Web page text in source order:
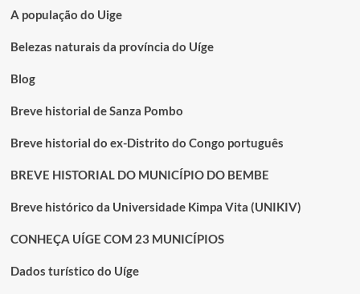
A população do Uige
Belezas naturais da província do Uíge
Blog
Breve historial de Sanza Pombo
Breve historial do ex-Distrito do Congo português
BREVE HISTORIAL DO MUNICÍPIO DO BEMBE
Breve histórico da Universidade Kimpa Vita (UNIKIV)
CONHEÇA UÍGE COM 23 MUNICÍPIOS
Dados turístico do Uíge